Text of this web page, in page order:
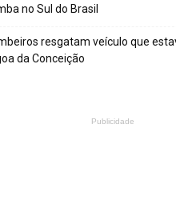
no Sul do Brasil
resgatam veículo que
da Conceição
Publicidade